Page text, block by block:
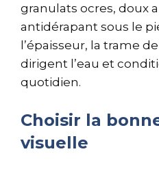
granulats ocres, doux
antidérapant sous le
l’épaisseur, la trame
dirigent l’eau et
quotidien.
Choisir la
visuelle